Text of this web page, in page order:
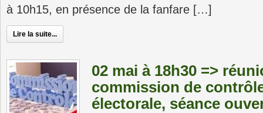
à 10h15, en présence de la fanfare […]
Lire la suite...
02 mai à 18h30 =>
commission de
électorale, séance